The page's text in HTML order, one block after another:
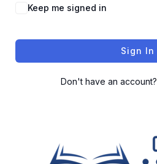
Keep me signed in
Sign In
Don't have an account?